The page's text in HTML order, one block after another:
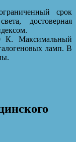
срок
достоверная
К. Максимальный
ламп. В